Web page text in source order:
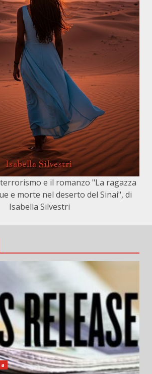
e il romanzo "La ragazza
e morte nel deserto del Sinai", di
Isabella Silvestri